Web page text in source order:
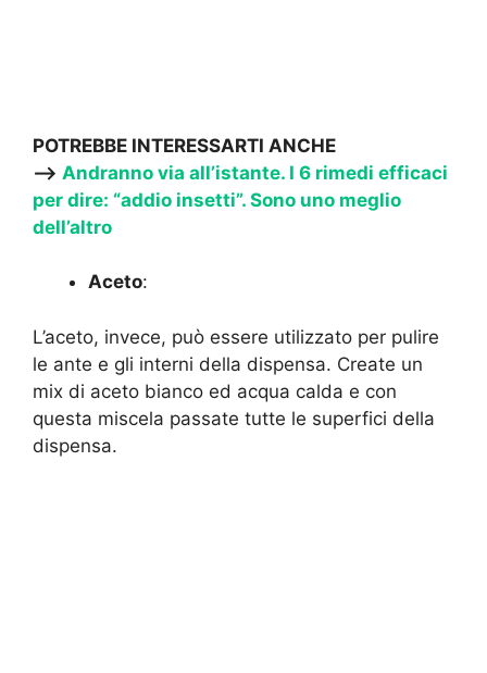
POTREBBE INTERESSARTI ANCHE
—-> Andranno via all’istante. I 6 rimedi efficaci
per dire: “addio insetti”. Sono uno meglio
dell’altro
Aceto:
L’aceto, invece, può essere utilizzato per pulire
le ante e gli interni della dispensa. Create un
mix di aceto bianco ed acqua calda e con
questa miscela passate tutte le superfici della
dispensa.